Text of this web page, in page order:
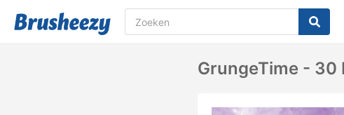
GrungeTime - 30